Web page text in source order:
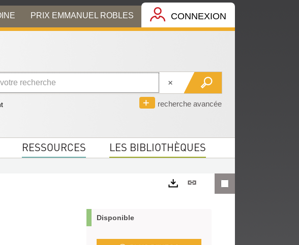
PRIX EMMANUEL ROBLES CONNEXION
recherche avancée
RESSOURCES LES BIBLIOTHÈQUES
Lien
Disponible